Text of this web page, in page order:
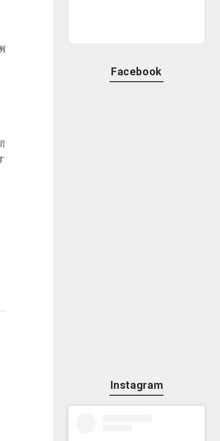
Facebook
Instagram